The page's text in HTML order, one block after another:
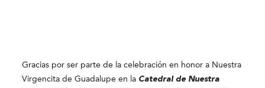
Gracias por ser parte de la celebración en honor a Nuestra
Virgencita de Guadalupe en la Catedral de Nuestra